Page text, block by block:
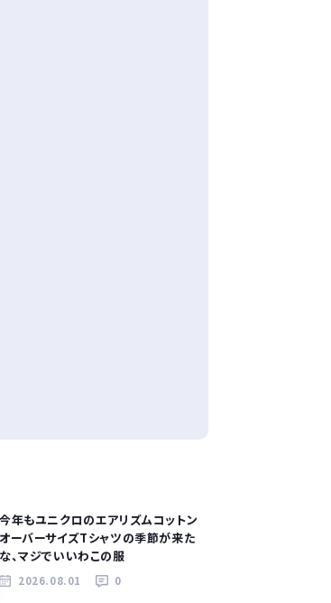
今年もユニクロのエアリズムコットン
オーバーサイズTシャツの季節が来た
な、マジでいいわこの服
2026.08.01 0